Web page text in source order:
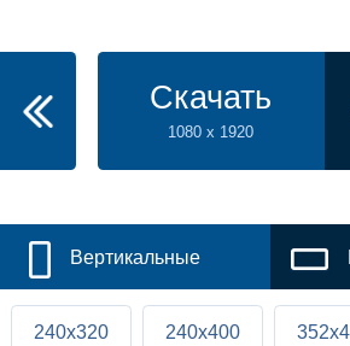
Скачать
1080 x 1920
Вертикальные
240x320 240x400